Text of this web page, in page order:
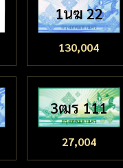
1นฆ 22
130,004
3ฒร 111
27,004